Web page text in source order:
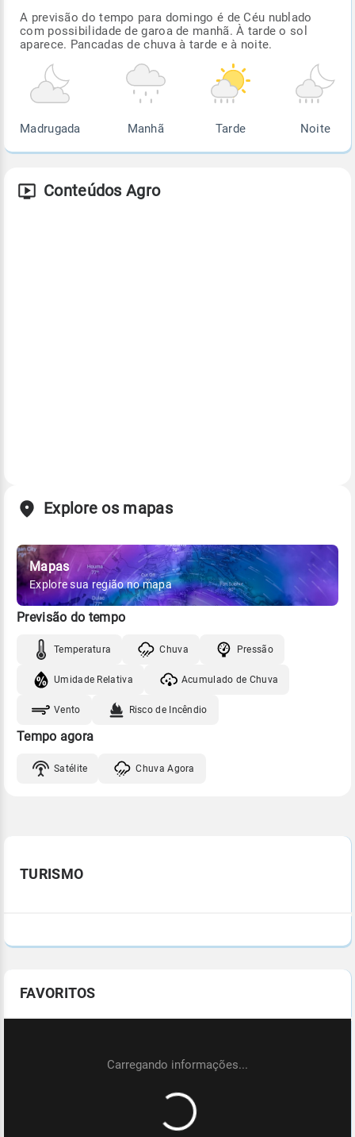
A previsão do tempo para domingo é de Céu nublado
com possibilidade de garoa de manhã. À tarde o sol
aparece. Pancadas de chuva à tarde e à noite.
Madrugada Manhã Tarde Noite
Conteúdos Agro
Explore os mapas
Mapas
Explore sua região no mapa
Previsão do tempo
Temperatura Chuva Pressão
Umidade Relativa Acumulado de Chuva
Vento Risco de Incêndio
Tempo agora
Satélite Chuva Agora
TURISMO
FAVORITOS